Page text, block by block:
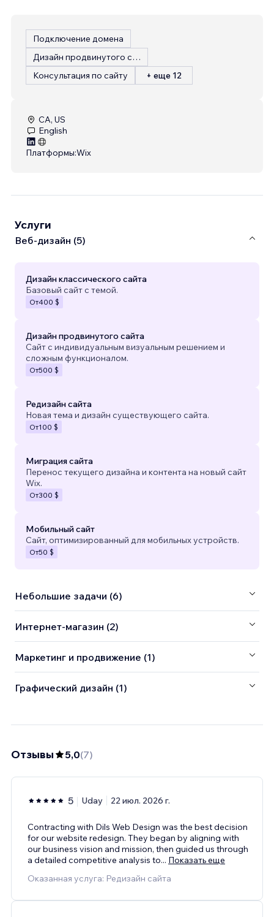
Подключение домена
Дизайн продвинутого сайта
Консультация по сайту
+ еще 12
CA, US
English
Платформы:Wix
Услуги
Веб-дизайн (5)
Дизайн классического сайта
Базовый сайт с темой.
От400 $
Дизайн продвинутого сайта
Сайт с индивидуальным визуальным решением и
сложным функционалом.
От500 $
Редизайн сайта
Новая тема и дизайн существующего сайта.
От100 $
Миграция сайта
Перенос текущего дизайна и контента на новый сайт
Wix.
От300 $
Мобильный сайт
Сайт, оптимизированный для мобильных устройств.
От50 $
Небольшие задачи (6)
Интернет-магазин (2)
Маркетинг и продвижение (1)
Графический дизайн (1)
Отзывы 5,0(7)
5 Uday 22 июл. 2026 г.
Contracting with Dils Web Design was the best decision
for our website redesign. They began by aligning with
our business vision and mission, then guided us through
a detailed competitive analysis to... Показать еще
Оказанная услуга: Редизайн сайта